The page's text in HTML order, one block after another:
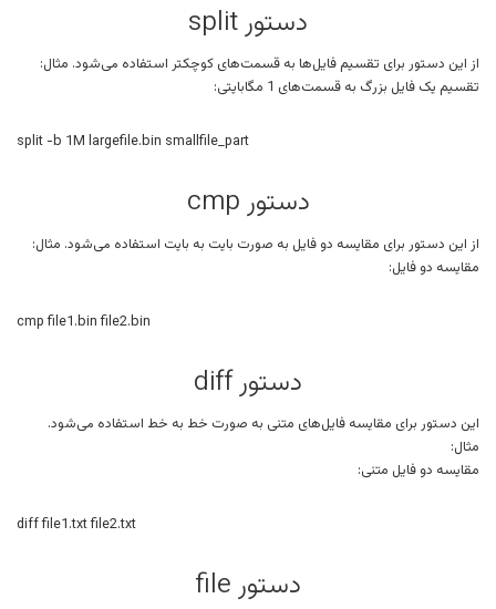
دستور split
از این دستور برای تقسیم فایل‌ها به قسمت‌های کوچکتر استفاده می‌شود. مثال:
تقسیم یک فایل بزرگ به قسمت‌های 1 مگابایتی:
split -b 1M largefile.bin smallfile_part
دستور cmp
از این دستور برای مقایسه دو فایل به صورت بایت به بایت استفاده می‌شود. مثال:
مقایسه دو فایل:
cmp file1.bin file2.bin
دستور diff
این دستور برای مقایسه فایل‌های متنی به صورت خط به خط استفاده می‌شود.
مثال:
مقایسه دو فایل متنی:
diff file1.txt file2.txt
دستور file